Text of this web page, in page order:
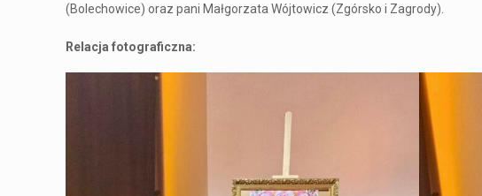
(Bolechowice) oraz pani Małgorzata Wójtowicz (Zgórsko i Zagrody).
Relacja fotograficzna: